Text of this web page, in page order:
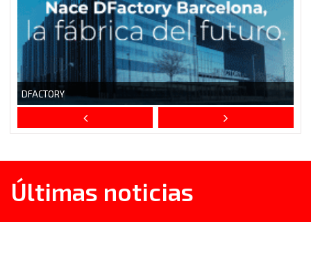
DFACTORY
Últimas noticias